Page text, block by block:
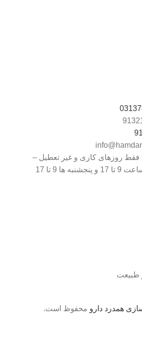
روزهای کاری و غیر تعطیل –
ها 9 تا 17
طبیعت
همدرد دارو محفوظ است.